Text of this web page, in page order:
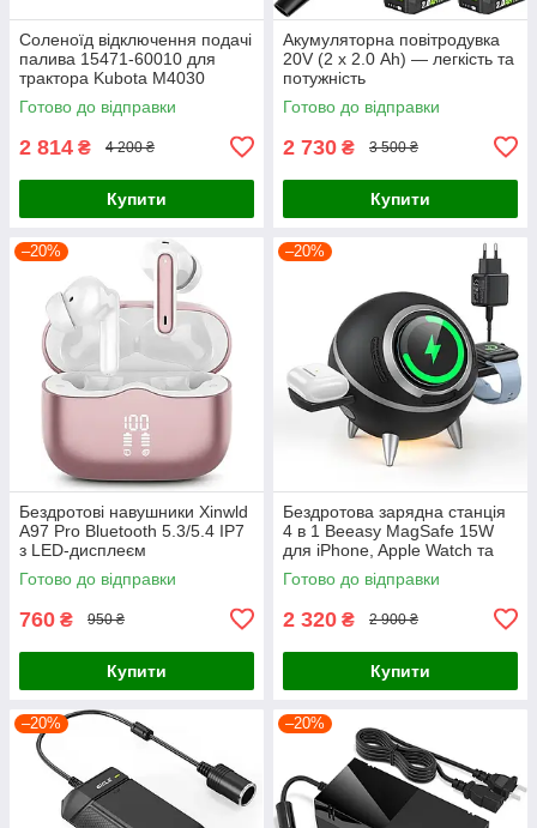
Соленоїд відключення подачі
палива 15471-60010 для
трактора Kubota M4030
M4900 M4950 M5030 M5700
екскаватор KH-151 KH-191
Готово до відправки
2 814 ₴ 4 200 ₴
Купити
Акумуляторна повітродувка
20V (2 х 2.0 Ah) — легкість та
потужність
Готово до відправки
2 730 ₴ 3 500 ₴
Купити
–20%
Бездротові навушники Xinwld
A97 Pro Bluetooth 5.3/5.4 IP7
з LED-дисплеєм
Готово до відправки
760 ₴ 950 ₴
Купити
–20%
Бездротова зарядна станція
4 в 1 Beeasy MagSafe 15W
для iPhone, Apple Watch та
AirPods, Чорна
Готово до відправки
2 320 ₴ 2 900 ₴
Купити
–20% –20%